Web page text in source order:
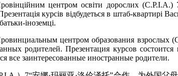
центром освіти дорослих
курсів відбудеться в штаб-квартирі
іноземці.
центром образования взрослых
родителей. Презентация курсов
все заинтересованные иностранные родители.